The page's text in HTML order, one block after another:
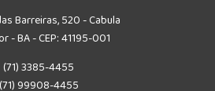
Barreiras, 520 - Cabula
- BA - CEP: 41195-001
(71) 3385-4455
(71) 99908-4455